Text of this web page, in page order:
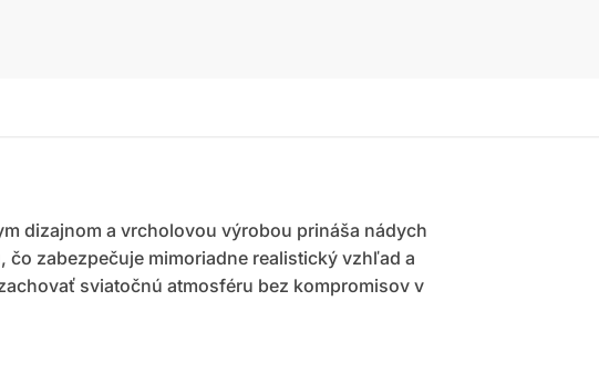
dizajnom a vrcholovou výrobou prináša nádych
čo zabezpečuje mimoriadne realistický vzhľad a
sviatočnú atmosféru bez kompromisov v